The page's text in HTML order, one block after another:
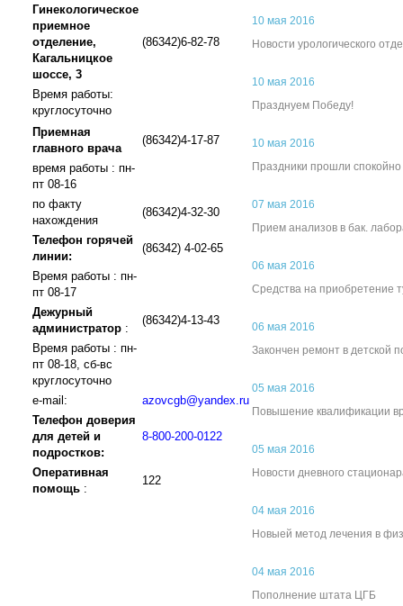
Гинекологическое
приемное
отделение,
Кагальницкое
шоссе, 3
(86342)6-82-78
Время работы:
круглосуточно
Приемная
главного врача
(86342)4-17-87
время работы : пн-
пт 08-16
по факту
нахождения
(86342)4-32-30
Телефон горячей
линии:
(86342) 4-02-65
Время работы : пн-
пт 08-17
Дежурный
администратор :
(86342)4-13-43
Время работы : пн-
пт 08-18, сб-вс
круглосуточно
e-mail:
azovcgb@yandex.ru
Телефон доверия
для детей и
подростков:
8-800-200-0122
Оперативная
помощь :
122
10 мая 2016
Новости урологического
10 мая 2016
Празднуем Победу!
10 мая 2016
Праздники прошли спокойно
07 мая 2016
Прием анализов в бак.
06 мая 2016
Средства на приобретение
06 мая 2016
Закончен ремонт в детской
05 мая 2016
Повышение квалификации
05 мая 2016
Новости дневного
04 мая 2016
Новыей метод лечения в
04 мая 2016
Пополнение штата ЦГБ